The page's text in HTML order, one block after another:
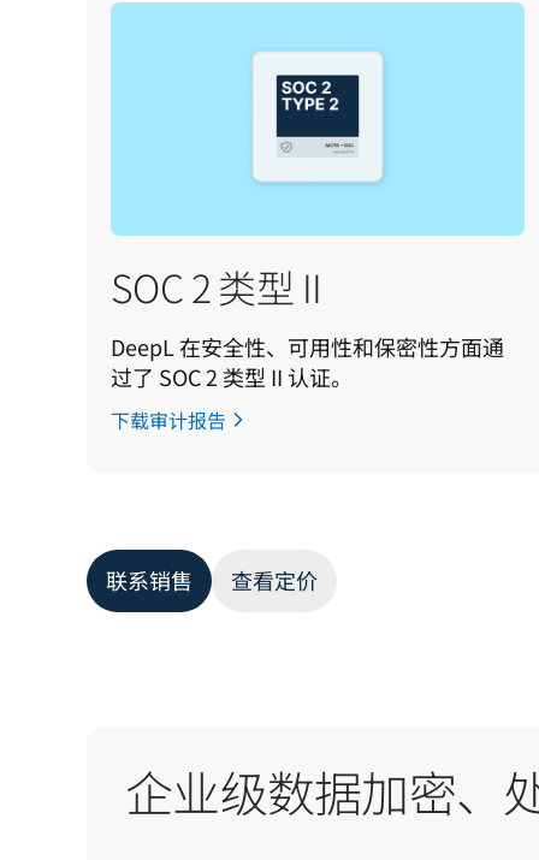
SOC 2 类型 II
DeepL 在安全性、可用性和保密性方面通
过了 SOC 2 类型 II 认证。
下载审计报告
联系销售 查看定价
企业级数据加密、